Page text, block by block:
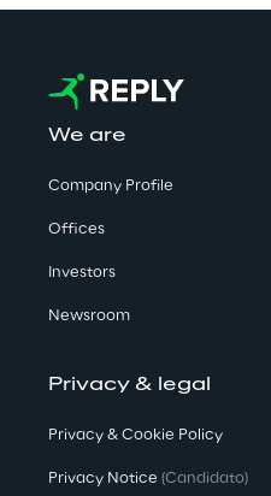
We are
Company Profile
Offices
Investors
Newsroom
Privacy & legal
Privacy & Cookie Policy
Privacy Notice (Candidato)